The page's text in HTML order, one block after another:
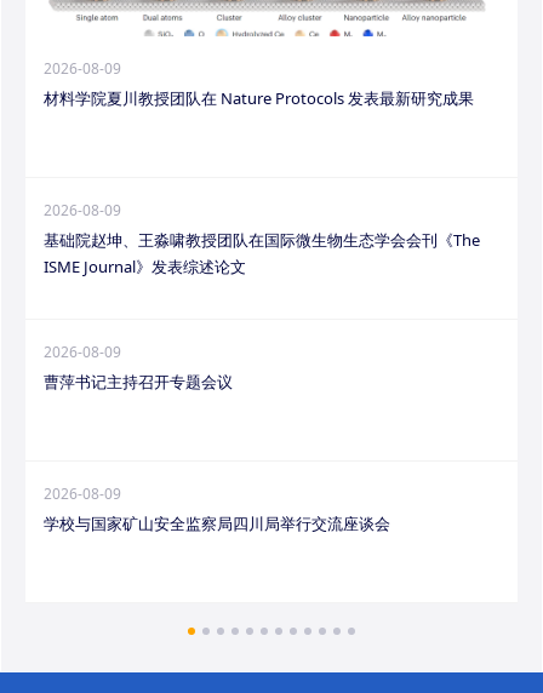
2026-08-09
材料学院夏川教授团队在 Nature Protocols 发表最新研究成果
2026-08-09
基础院赵坤、王淼啸教授团队在国际微生物生态学会会刊《The
ISME Journal》发表综述论文
2026-08-09
曹萍书记主持召开专题会议
2026-08-09
学校与国家矿山安全监察局四川局举行交流座谈会